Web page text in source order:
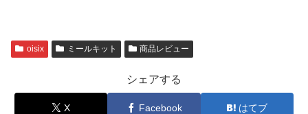
oisix ミールキット 商品レビュー
シェアする
X Facebook はてブ